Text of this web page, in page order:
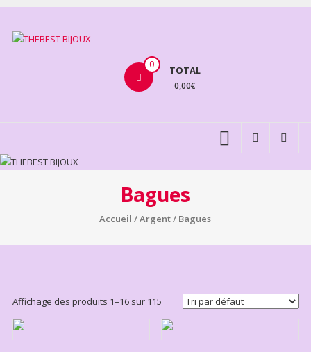
Aller
contenu
BIJOUX
0 TOTAL
0,00€
Bagues
Accueil /Argent/ Bagues
Affichage des produits 1–16 sur 115